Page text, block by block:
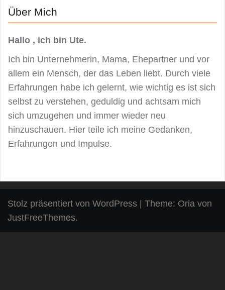
Über Mich
Hallo , ich bin Ute.
Ich bin Unternehmerin, Mama, Ehepartner und vor
allem ein Mensch, der das Leben liebt. Durch viele
Erfahrungen habe ich gelernt, wie wichtig es ist sich
selbst zu verstehen, geduldig und achtsam mich
sich umzugehen und immer wieder neu
hinzuschauen. Hier teile ich meine Gedanken,
Erfahrungen und Impulse.
Stolz präsentiert von WordPress Theme: Oria von
JustFreeThemes.